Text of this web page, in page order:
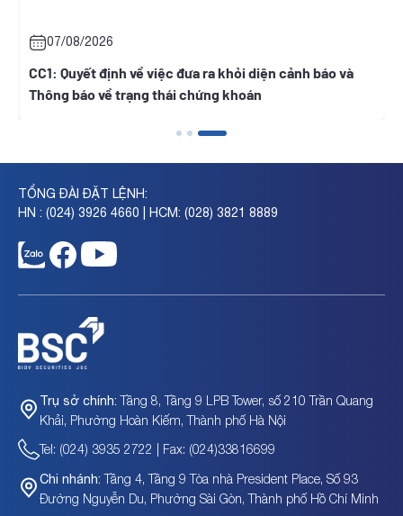
ONW: Quyết
định về việc đưa ra khỏi diện cảnh báo và
về trạng thái chứng khoán
TỔNG ĐÀI ĐẶT LỆNH:
HN : (024) 3926 4660 | HCM: (028) 3821 8889
Trụ sở chính: Tầng 8, Tầng 9 LPB Tower, số 210 Trần Quang
Khải, Phường Hoàn Kiếm, Thành phố Hà Nội
Tel: (024) 3935 2722 | Fax: (024)33816699
Chi nhánh: Tầng 4, Tầng 9 Tòa nhà President Place, Số 93
Đường Nguyễn Du, Phường Sài Gòn, Thành phố Hồ Chí Minh